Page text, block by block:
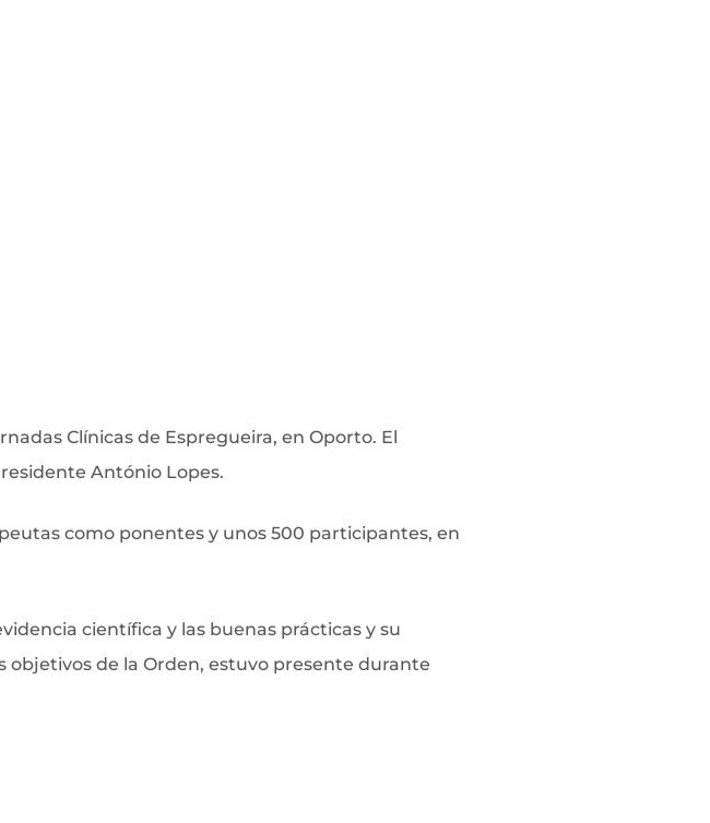
Clínicas de Espregueira, en Oporto. El
António Lopes.
como ponentes y unos 500 participantes, en
científica y las buenas prácticas y su
objetivos de la Orden, estuvo presente durante